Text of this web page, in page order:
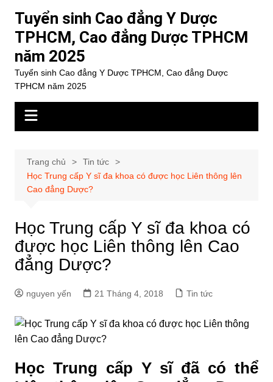
dung
Tuyển sinh Cao đẳng Y Dược
TPHCM, Cao đẳng Dược TPHCM
năm 2025
Tuyển sinh Cao đẳng Y Dược TPHCM, Cao đẳng Dược
TPHCM năm 2025
Trang chủ
Tin tức
Học Trung cấp Y sĩ đa khoa có được học Liên thông lên
Cao đẳng Dược?
Học Trung cấp Y sĩ đa khoa có
được học Liên thông lên Cao
đẳng Dược?
nguyen yến 21 Tháng 4, 2018 Tin tức
Học Trung cấp Y sĩ đã có thể